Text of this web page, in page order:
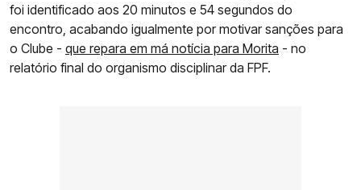
foi identificado aos 20 minutos e 54 segundos do
encontro, acabando igualmente por motivar sanções para
o Clube - que repara em má notícia para Morita - no
relatório final do organismo disciplinar da FPF.